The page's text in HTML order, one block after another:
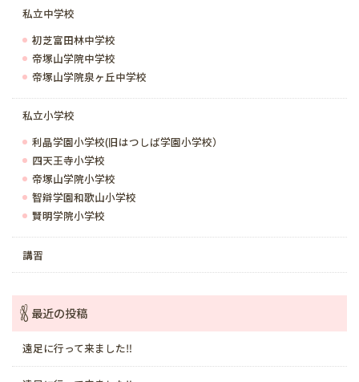
私立中学校
初芝富田林中学校
帝塚山学院中学校
帝塚山学院泉ヶ丘中学校
私立小学校
利晶学園小学校(旧はつしば学園小学校）
四天王寺小学校
帝塚山学院小学校
智辯学園和歌山小学校
賢明学院小学校
講習
最近の投稿
遠足に行って来ました‼️